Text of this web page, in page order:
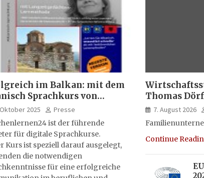
im Balkan: mit dem
Sprachkurs von
2025
Presse
ist der führende
für digitale Sprachkurse.
Kurs ist speziell darauf ausgelegt,
die notwendigen
für eine erfolgreiche
Thomas
7. August 2026
Continue